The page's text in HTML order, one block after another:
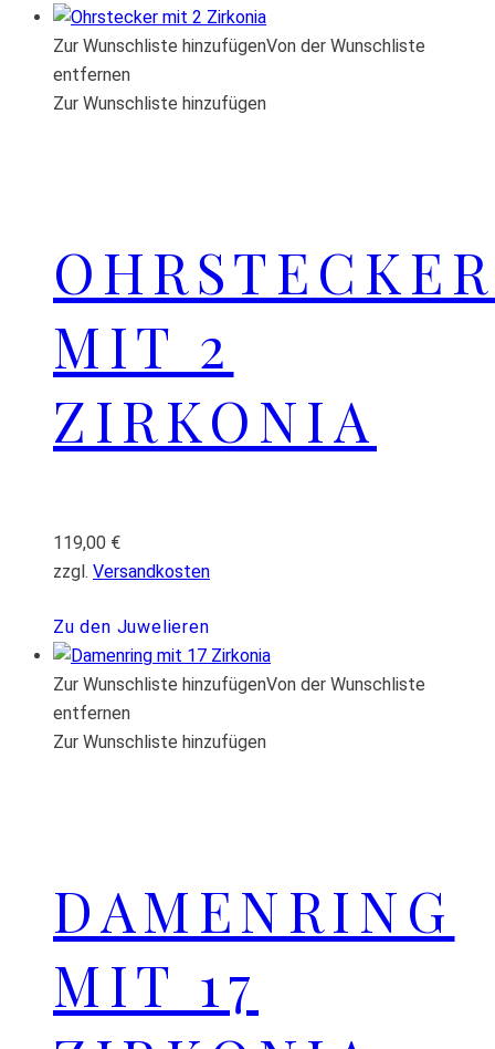
Zur Wunschliste hinzufügenVon der Wunschliste
entfernen
Zur Wunschliste hinzufügen
OHRSTECKER
MIT 2
ZIRKONIA
119,00 €
zzgl. Versandkosten
Zu den Juwelieren
Zur Wunschliste hinzufügenVon der Wunschliste
entfernen
Zur Wunschliste hinzufügen
DAMENRING
MIT 17